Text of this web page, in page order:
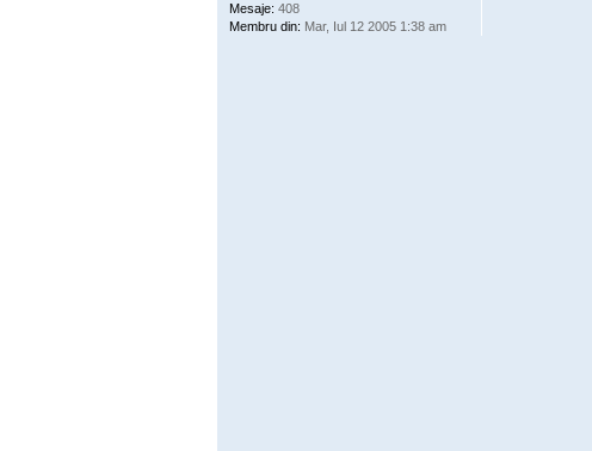
Mesaje: 408
Membru din: Mar, Iul 12 2005 1:38 am